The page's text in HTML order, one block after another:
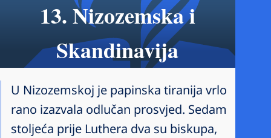
13. Nizozemska i
Skandinavija
U Nizozemskoj je papinska tiranija vrlo
rano izazvala odlučan prosvjed. Sedam
stoljeća prije Luthera dva su biskupa,